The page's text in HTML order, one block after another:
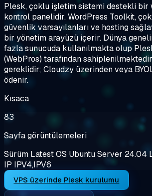
Plesk, çoklu işletim sistemi destekli bir
kontrol panelidir. WordPress Toolkit,
güvenlik varsayılanları ve hosting
bir yönetim arayüzü içerir. Dünya
fazla sunucuda kullanılmakta olup
(WebPros) tarafından
gereklidir; Cloudzy üzerinden veya
ödenir.
Kısaca
83
Sayfa görüntülemeleri
Sürüm LatestOS Ubuntu Server 24.04
IP IPV4,IPV6
VPS üzerinde Plesk kurulumu